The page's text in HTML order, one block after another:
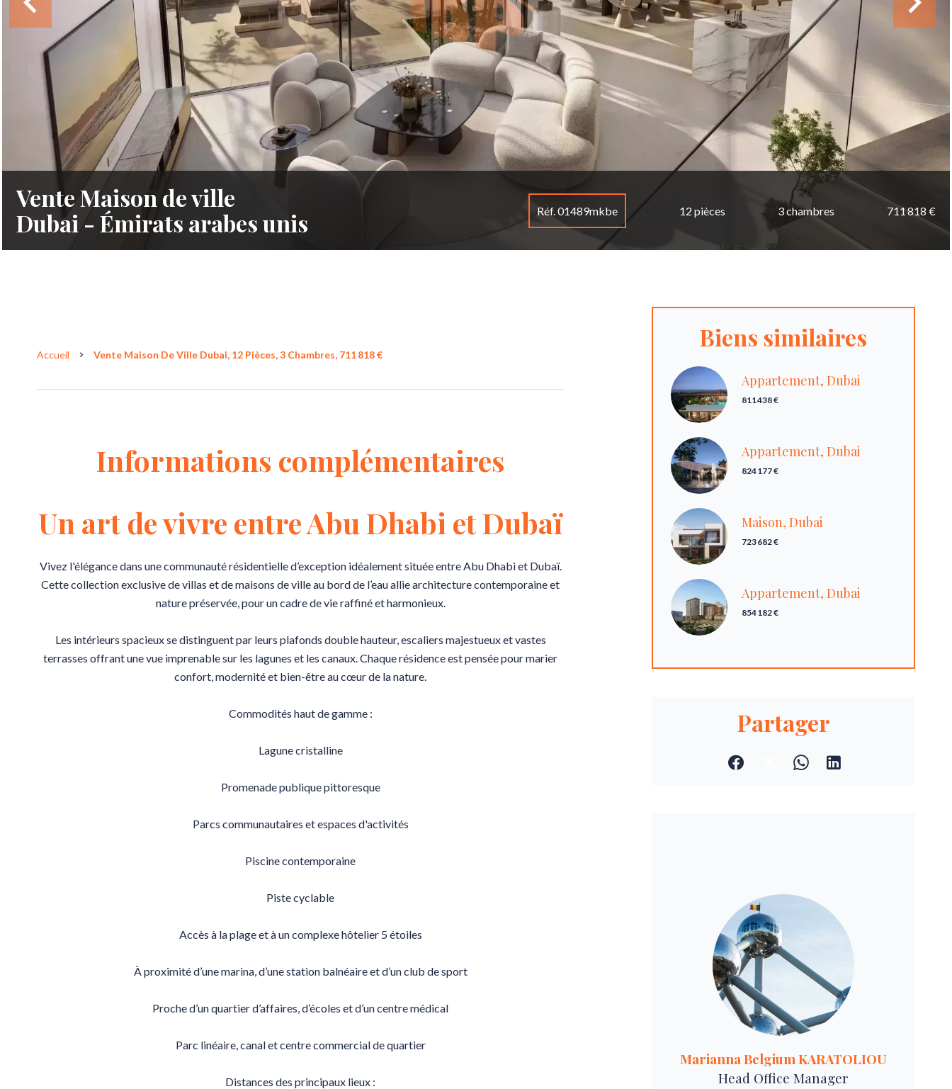
Vente Maison de ville
Dubai - Émirats arabes unis
Réf. 01489mkbe 12 pièces 3 chambres 711 818 €
Accueil Vente Maison De Ville Dubai, 12 Pièces, 3 Chambres, 711 818 €
Informations complémentaires
Un art de vivre entre Abu Dhabi et Dubaï
Vivez l'élégance dans une communauté résidentielle d’exception idéalement située entre Abu Dhabi et Dubaï.
Cette collection exclusive de villas et de maisons de ville au bord de l’eau allie architecture contemporaine et
nature préservée, pour un cadre de vie raffiné et harmonieux.
Les intérieurs spacieux se distinguent par leurs plafonds double hauteur, escaliers majestueux et vastes
terrasses offrant une vue imprenable sur les lagunes et les canaux. Chaque résidence est pensée pour marier
confort, modernité et bien-être au cœur de la nature.
Commodités haut de gamme :
Lagune cristalline
Promenade publique pittoresque
Parcs communautaires et espaces d'activités
Piscine contemporaine
Piste cyclable
Accès à la plage et à un complexe hôtelier 5 étoiles
À proximité d’une marina, d’une station balnéaire et d’un club de sport
Proche d’un quartier d’affaires, d’écoles et d’un centre médical
Parc linéaire, canal et centre commercial de quartier
Distances des principaux lieux :
Biens similaires
Appartement, Dubai
811 438 €
Appartement, Dubai
824 177 €
Maison, Dubai
723 682 €
Appartement, Dubai
854 182 €
Partager
Marianna Belgium KARATOLIOU
Head Office Manager